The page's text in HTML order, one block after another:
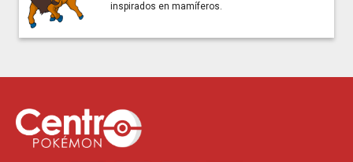
inspirados en mamíferos.